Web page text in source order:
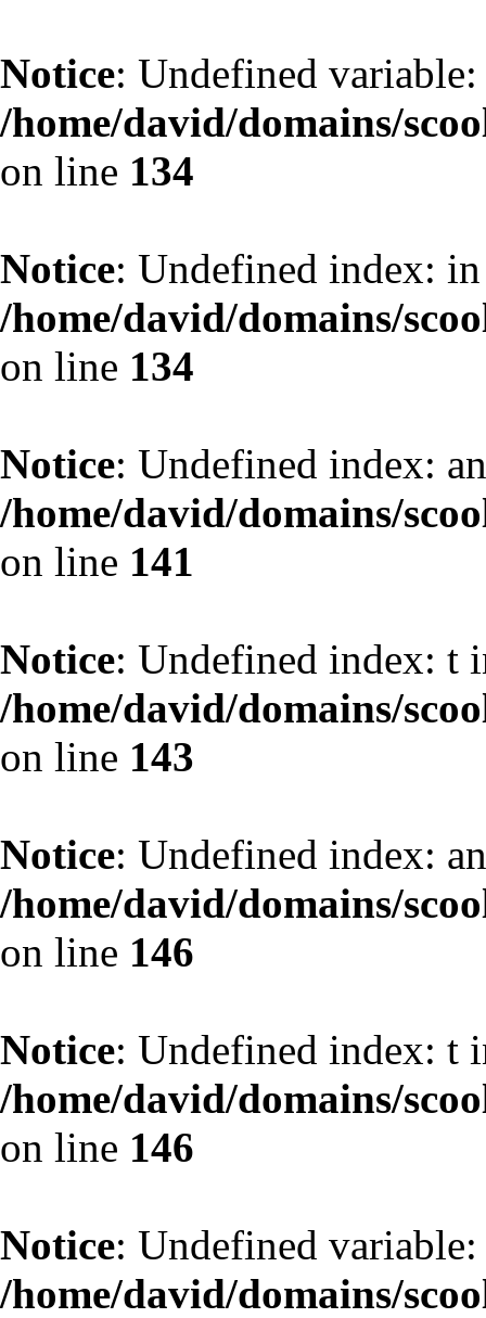
Notice: Undefined
/home/david/domains/
on line 134
Notice: Undefined index: in
/home/david/domains/
on line 134
Notice: Undefined index:
/home/david/domains/
on line 141
Notice: Undefined index: t
/home/david/domains/
on line 143
Notice: Undefined index:
/home/david/domains/
on line 146
Notice: Undefined index: t
/home/david/domains/
on line 146
Notice: Undefined
/home/david/domains/